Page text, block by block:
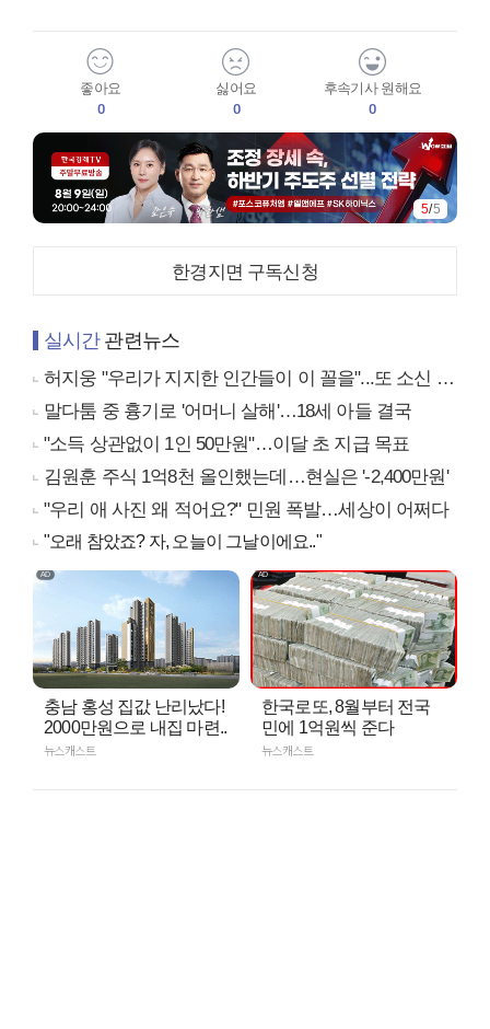
좋아요
0
싫어요
0
후속기사 원해요
0
5/5
한경지면 구독신청
실시간관련뉴스
허지웅 "우리가 지지한 인간들이 이 꼴을"...또 소신 발언
말다툼 중 흉기로 '어머니 살해'…18세 아들 결국
"소득 상관없이 1인 50만원"…이달 초 지급 목표
김원훈 주식 1억8천 올인했는데…현실은 '-2,400만원'
"우리 애 사진 왜 적어요?" 민원 폭발…세상이 어쩌다
"오래 참았죠? 자, 오늘이 그날이에요.."
충남 홍성 집값 난리났다!
2000만원으로 내집 마련..
뉴스캐스트
한국로또, 8월부터 전국
민에 1억원씩 준다
뉴스캐스트